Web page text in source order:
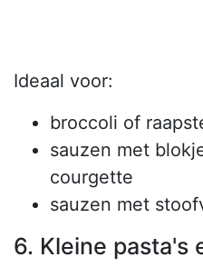
Ideaal voor:
broccoli of
sauzen met
courgette
sauzen met
6. Kleine pasta's